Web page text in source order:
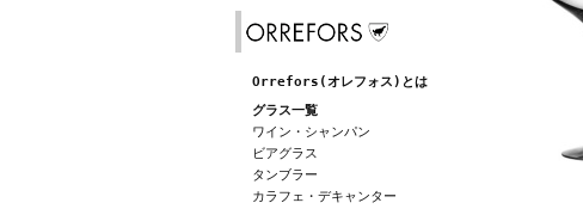
Orrefors(オレフォス)とは
グラス一覧
ワイン・シャンパン
ビアグラス
タンブラー
カラフェ・デキャンター